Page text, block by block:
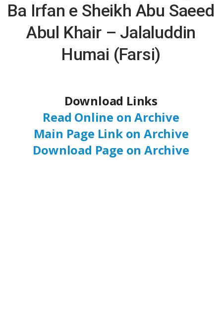
Ba Irfan e Sheikh Abu Saeed
Abul Khair – Jalaluddin
Humai (Farsi)
Download Links
Read Online on Archive
Main Page Link on Archive
Download Page on Archive